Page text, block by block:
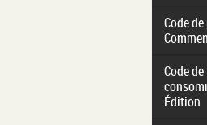
Code
Code
Édition